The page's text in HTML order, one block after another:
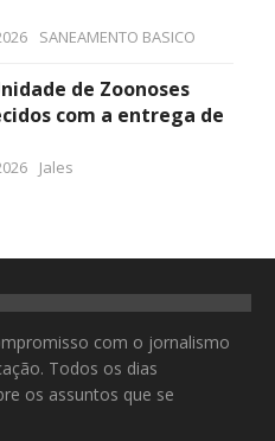
SANEAMENTO BASICO
de Zoonoses
com a entrega de
Jales
com o jornalismo
Todos os dias
os assuntos que se